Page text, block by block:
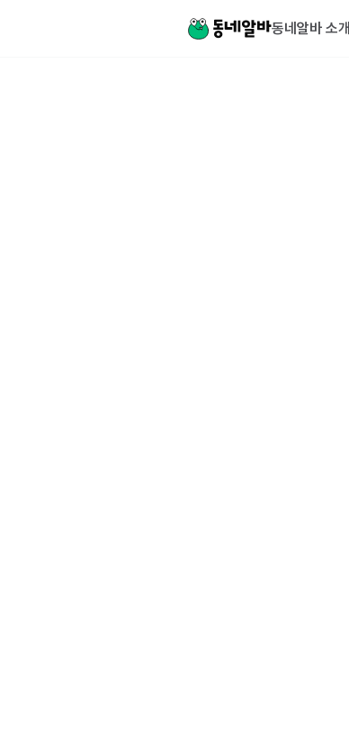
동네알바 소개